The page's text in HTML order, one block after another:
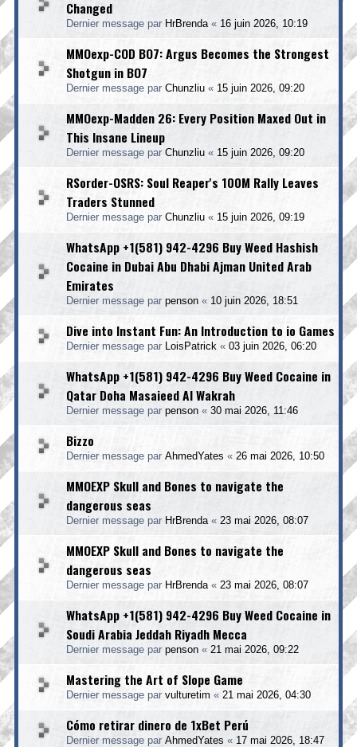
Changed
Dernier message par HrBrenda« 16 juin 2026, 10:19
MMOexp-COD BO7: Argus Becomes the Strongest
Shotgun in BO7
Dernier message par Chunzliu « 15 juin 2026, 09:20
MMOexp-Madden 26: Every Position Maxed Out in
This Insane Lineup
Dernier message par Chunzliu « 15 juin 2026, 09:20
RSorder-OSRS: Soul Reaper's 100M Rally Leaves
Traders Stunned
Dernier message par Chunzliu « 15 juin 2026, 09:19
WhatsApp +1(581) 942-4296 Buy Weed Hashish
Cocaine in Dubai Abu Dhabi Ajman United Arab
Emirates
Dernier message par penson « 10 juin 2026, 18:51
Dive into Instant Fun: An Introduction to io Games
Dernier message par LoisPatrick « 03 juin 2026, 06:20
WhatsApp +1(581) 942-4296 Buy Weed Cocaine in
Qatar Doha Masaieed Al Wakrah
Dernier message par penson « 30 mai 2026, 11:46
Bizzo
Dernier message par AhmedYates « 26 mai 2026, 10:50
MMOEXP Skull and Bones to navigate the
dangerous seas
Dernier message par HrBrenda« 23 mai 2026, 08:07
MMOEXP Skull and Bones to navigate the
dangerous seas
Dernier message par HrBrenda« 23 mai 2026, 08:07
WhatsApp +1(581) 942-4296 Buy Weed Cocaine in
Soudi Arabia Jeddah Riyadh Mecca
Dernier message par penson « 21 mai 2026, 09:22
Mastering the Art of Slope Game
Dernier message par vulturetim « 21 mai 2026, 04:30
Cómo retirar dinero de 1xBet Perú
Dernier message par AhmedYates « 17 mai 2026, 18:47